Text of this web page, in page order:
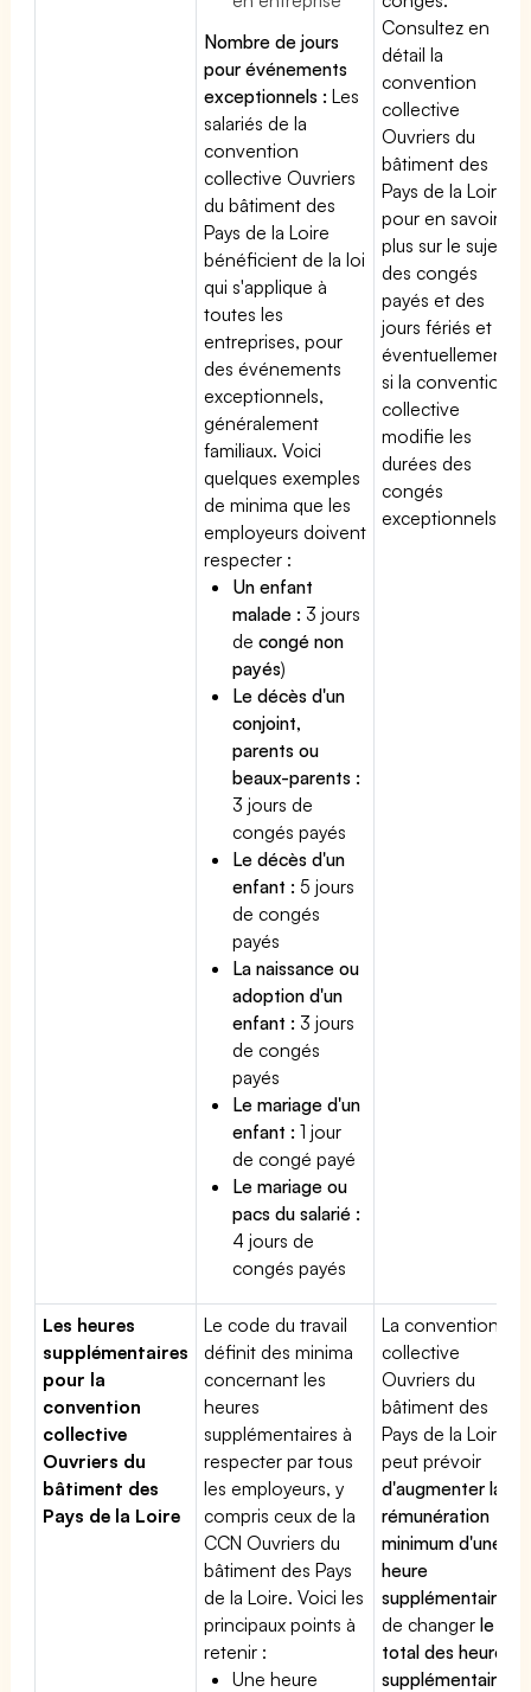
Nombre de jours
pour événements
exceptionnels : Les
salariés de la
convention
collective Ouvriers
du bâtiment des
Pays de la Loire
bénéficient de la loi
qui s'applique à
toutes les
entreprises, pour
des événements
exceptionnels,
généralement
familiaux. Voici
quelques exemples
de minima que les
employeurs doivent
respecter :
Un enfant
malade : 3 jours
decongé non
payés)
Le décès d'un
conjoint,
parents ou
beaux-parents :
3 jours de
congés payés
Le décès d'un
enfant : 5 jours
de congés
payés
La naissance ou
adoption d'un
enfant : 3 jours
de congés
payés
Le mariage d'un
enfant : 1 jour
de congé payé
Le mariage ou
pacs du salarié :
4 jours de
congés payés
Consultez en
détail la
convention
collective
Ouvriers du
bâtiment des
Pays de la Loire
pour en savoir
plus sur le sujet
des congés
payés et des
jours fériés et
éventuellement
si la convention
collective
modifie les
durées des
congés
exceptionnels.
Les heures
supplémentaires
pour la
convention
collective
Ouvriers du
bâtiment des
Pays de la Loire
Le code du travail
définit des minima
concernant les
heures
supplémentaires à
respecter par tous
les employeurs, y
compris ceux de la
CCN Ouvriers du
bâtiment des Pays
de la Loire. Voici les
principaux points à
retenir :
Une heure
La convention
collective
Ouvriers du
bâtiment des
Pays de la Loire
peut prévoir
d'augmenter la
rémunération
minimum d'une
heure
supplémentaire
de changerle
total des heures
supplémentaires